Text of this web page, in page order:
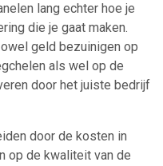
lang echter hoe je
die je gaat maken.
geld bezuinigen op
als wel op de
door het juiste bedrijf
door de kosten in
op de kwaliteit van de